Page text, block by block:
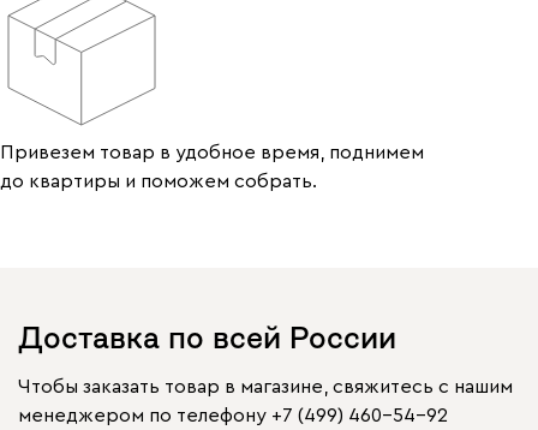
Привезем товар в удобное время, поднимем
до квартиры и поможем собрать.
Доставка по всей России
Чтобы заказать товар в магазине, свяжитесь с нашим
менеджером по телефону +7 (499) 460-54-92